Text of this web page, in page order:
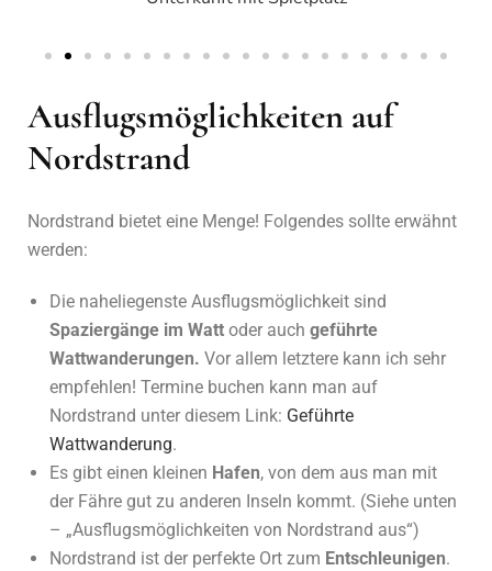
Ausflugsmöglichkeiten auf
Nordstrand
Nordstrand bietet eine Menge! Folgendes sollte erwähnt
werden:
Die naheliegenste Ausflugsmöglichkeit sind
Spaziergänge im Watt oder auch geführte
Wattwanderungen. Vor allem letztere kann ich sehr
empfehlen! Termine buchen kann man auf
Nordstrand unter diesem Link: Geführte
Wattwanderung.
Es gibt einen kleinen Hafen, von dem aus man mit
der Fähre gut zu anderen Inseln kommt. (Siehe unten
– „Ausflugsmöglichkeiten von Nordstrand aus“)
Nordstrand ist der perfekte Ort zum Entschleunigen.